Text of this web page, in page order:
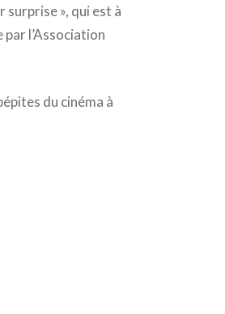
», qui est à
l’Association
du cinéma à